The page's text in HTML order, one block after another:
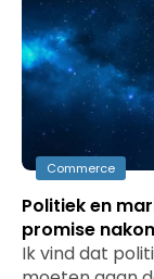
Commerce
Politiek en
promise
Ik vind dat